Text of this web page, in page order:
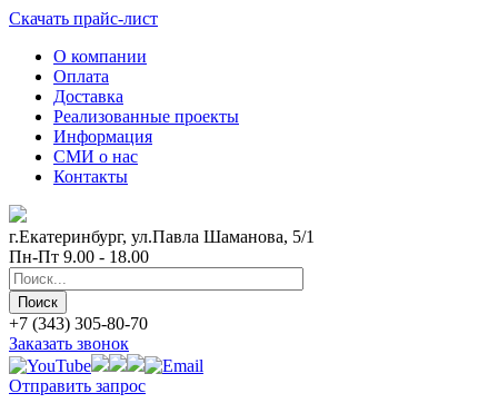
Скачать прайс-лист
О компании
Оплата
Доставка
Реализованные проекты
Информация
СМИ о нас
Контакты
г.Екатеринбург, ул.Павла Шаманова, 5/1
Пн-Пт 9.00 - 18.00
+7 (343) 305-80-70
Заказать звонок
Отправить запрос